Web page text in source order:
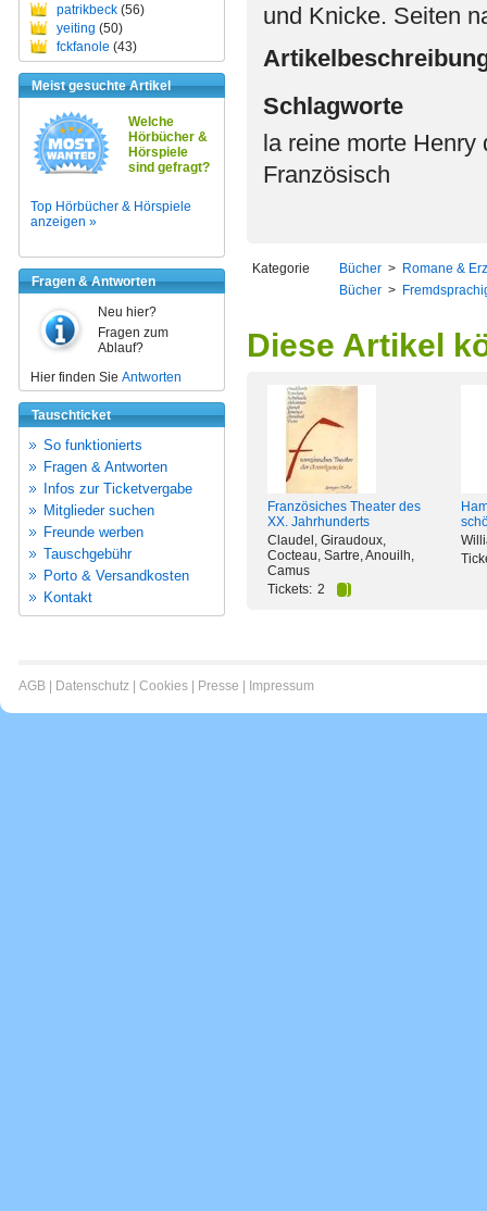
patrikbeck (56)
yeiting (50)
fckfanole (43)
Meist gesuchte Artikel
Welche
Hörbücher &
Hörspiele
sind gefragt?
Top Hörbücher & Hörspiele
anzeigen »
Fragen & Antworten
Neu hier?
Fragen zum
Ablauf?
Hier finden Sie Antworten
Tauschticket
So funktionierts
Fragen & Antworten
Infos zur Ticketvergabe
Mitglieder suchen
Freunde werben
Tauschgebühr
Porto & Versandkosten
Kontakt
und Knicke. Seiten
Schlagworte
la reine morte Henry
Französisch
Kategorie Bücher > Romane &
Bücher >
Diese Artikel
Französiches Theater des
XX. Jahrhunderts
Claudel, Giraudoux,
Cocteau, Sartre, Anouilh,
Camus
Tickets: 2
AGB Datenschutz Cookies Presse Impressum